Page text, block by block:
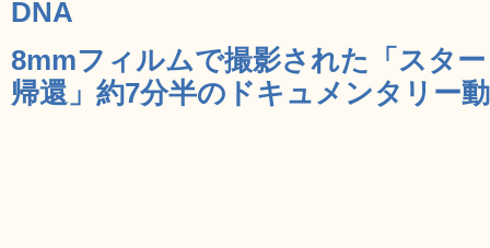
DNA
8mmフィルムで撮影された「スタ
帰還」約7分半のドキュメンタリー